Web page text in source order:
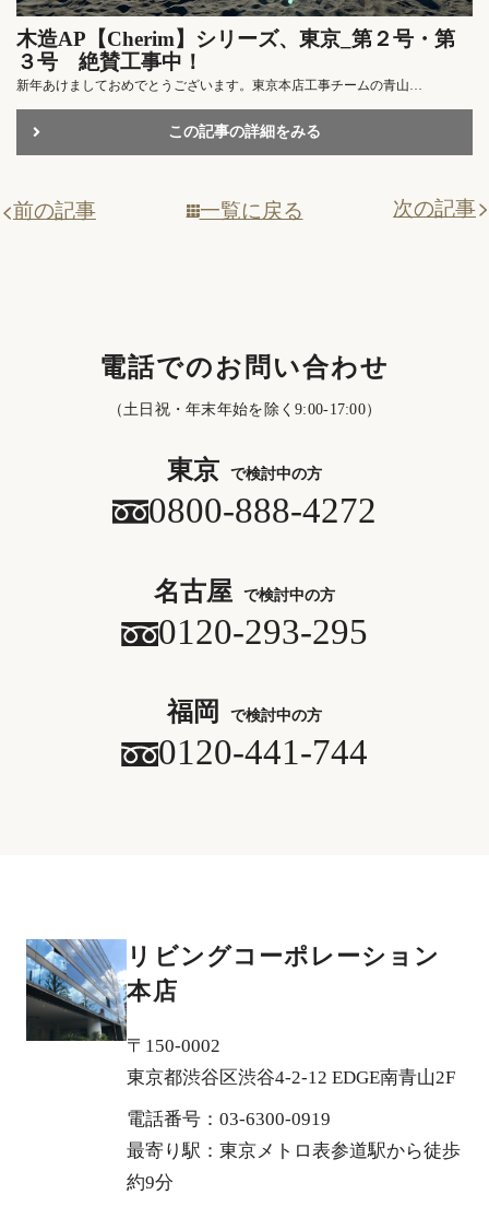
木造AP【Cherim】シリーズ、東京_第２号・第
３号 絶賛工事中！
新年あけましておめでとうございます。東京本店工事チームの青山…
この記事の詳細をみる
前の記事 一覧に戻る 次の記事
電話でのお問い合わせ
（土日祝・年末年始を除く9:00-17:00）
東京 で検討中の方
0800-888-4272
名古屋 で検討中の方
0120-293-295
福岡 で検討中の方
0120-441-744
リビングコーポレーション
本店
〒150-0002
東京都渋谷区渋谷4-2-12 EDGE南青山2F
電話番号：03-6300-0919
最寄り駅：東京メトロ表参道駅から徒歩
約9分